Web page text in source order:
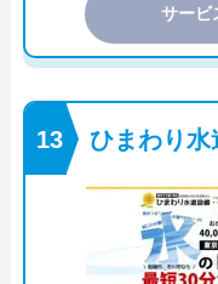
サービ
ひまわり水